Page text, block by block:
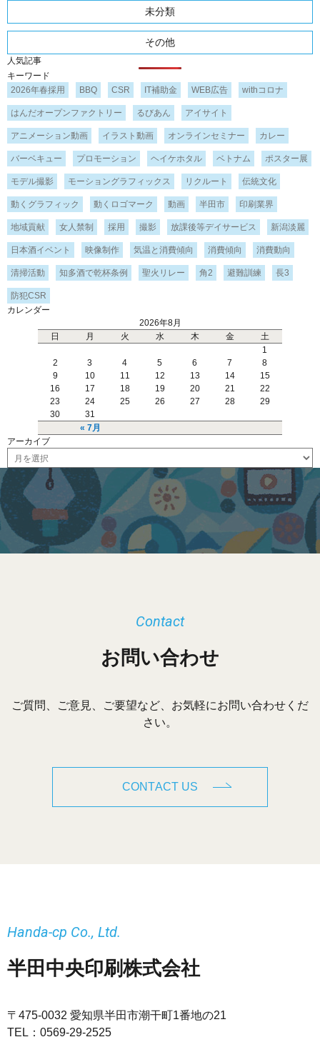
未分類
その他
人気記事
キーワード
2026年春採用
BBQ CSR IT補助金 WEB広告 withコロナ
はんだオープンファクトリー るびあん アイサイト
アニメーション動画 イラスト動画 オンラインセミナー カレー
バーベキュー プロモーション ヘイケホタル ベトナム ポスター展
モデル撮影 モーショングラフィックス リクルート 伝統文化
動くグラフィック 動くロゴマーク 動画 半田市 印刷業界
地域貢献 女人禁制 採用 撮影 放課後等デイサービス 新潟淡麗
日本酒イベント 映像制作 気温と消費傾向 消費傾向 消費動向
清掃活動 知多酒で乾杯条例 聖火リレー 角2 避難訓練 長3
防犯CSR
カレンダー
2026年8月
日
月 火 水 木 金 土
« 7月
1
2
3 4 5 6 7
8
9
10 11 12 13 14
15
16
17 18 19 20 21
22
23
24 25 26 27 28
29
30
31
アーカイブ
ー
ブ
お問い合わせ
Contact
ご質問、ご意見、ご要望など、お気軽にお問い合わせくだ
さい。
CONTACT US
半田中央印刷株式会社
Handa-cp Co., Ltd.
〒475-0032 愛知県半田市潮干町1番地の21
TEL： 0569-29-2525